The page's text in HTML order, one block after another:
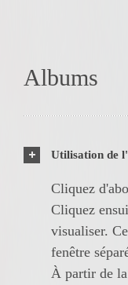
Albums
Utilisation de
Cliquez
Cliquez
visualiser.
fenêtre
À partir de